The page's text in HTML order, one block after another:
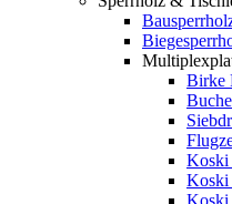
Birke
Koski
Koski
Koski